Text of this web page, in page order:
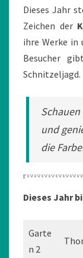
Dieses Jahr
Zeichen der
ihre Werke in
Besucher
Schnitzeljagd.
und
die
Dieses Jahr
Garte
n 2